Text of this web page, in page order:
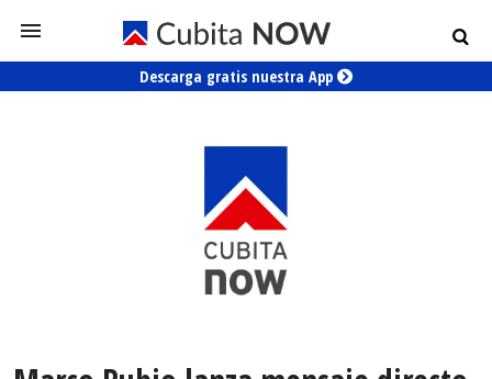
Descarga gratis nuestra App